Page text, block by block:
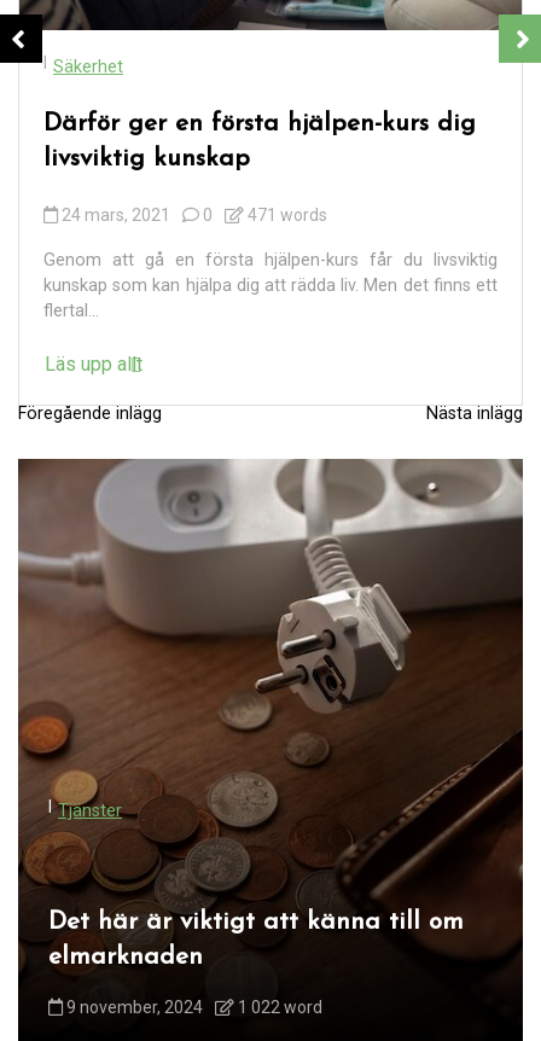
Säkerhet
Därför ger en första hjälpen-kurs dig
livsviktig kunskap
24 mars, 2021 0 471 words
Genom att gå en första hjälpen-kurs får du livsviktig
kunskap som kan hjälpa dig att rädda liv. Men det finns ett
flertal...
Läs upp allt
I
n
g
a
v
g
e
i
Föregående inlägg Nästa inlägg
Tjänster
Det här är viktigt att känna till om
elmarknaden
9 november, 2024 1 022 word